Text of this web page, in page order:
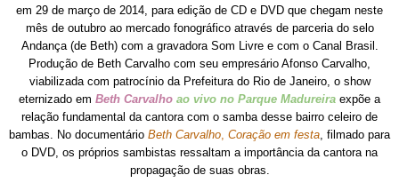
em 29 de março de 2014, para edição de CD e DVD que chegam neste
mês de outubro ao mercado fonográfico através de parceria do selo
Andança (de Beth) com a gravadora Som Livre e com o Canal Brasil.
Produção de Beth Carvalho com seu empresário Afonso Carvalho,
viabilizada com patrocínio da Prefeitura do Rio de Janeiro, o show
eternizado em Beth Carvalho ao vivo no Parque Madureira expõe a
relação fundamental da cantora com o samba desse bairro celeiro de
bambas. No documentário Beth Carvalho Coração em festa , filmado para
o DVD, os próprios sambistas ressaltam a importância da cantora na
propagação de suas obras.